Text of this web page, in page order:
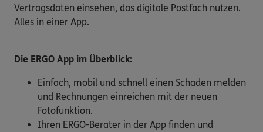
Vertragsdaten einsehen, das digitale Postfach nutzen.
Alles in einer App.
Die ERGO App im Überblick:
Einfach, mobil und schnell einen Schaden melden
und Rechnungen einreichen mit der neuen
Fotofunktion.
Ihren ERGO-Berater in der App finden und